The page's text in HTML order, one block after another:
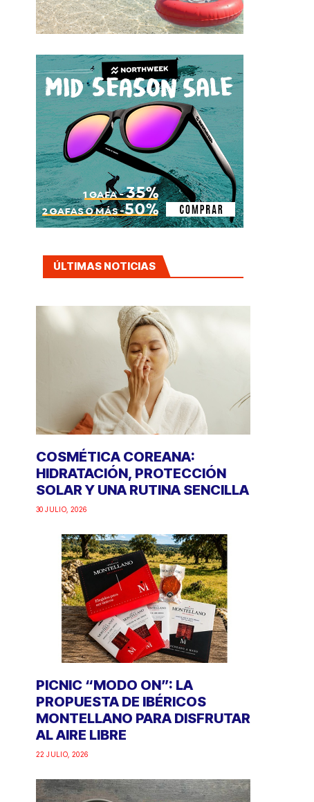
ÚLTIMAS NOTICIAS
COSMÉTICA COREANA:
HIDRATACIÓN, PROTECCIÓN
SOLAR Y UNA RUTINA SENCILLA
30 JULIO, 2026
PICNIC “MODO ON”: LA
PROPUESTA DE IBÉRICOS
MONTELLANO PARA DISFRUTAR
AL AIRE LIBRE
22 JULIO, 2026